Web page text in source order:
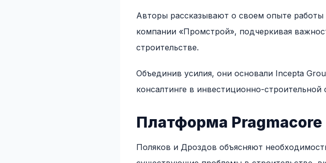
Авторы рассказывают о своем опыте
компании «Промстрой», подчеркивая
строительстве.
Объединив усилия, они основали Incepta
консалтинге в инвестиционно-строительной
Платформа Pragmacore
Поляков и Дроздов объясняют